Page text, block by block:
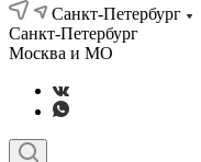
Санкт-Петербург
Санкт-Петербург
Москва и МО